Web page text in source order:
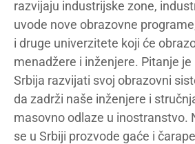
razvijaju industrijske zone,
uvode nove obrazovne
i druge univerzitete koji će
menadžere i inženjere. Pitanje je
Srbija razvijati svoj obrazovni
da zadrži naše inženjere i
masovno odlaze u inostranstvo.
se u Srbiji prozvode gaće i